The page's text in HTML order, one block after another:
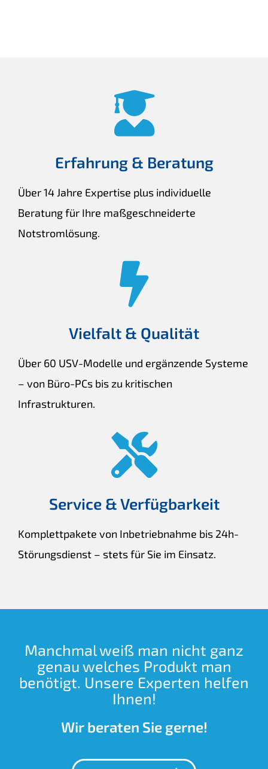
Erfahrung & Beratung
Über 14 Jahre Expertise plus individuelle
Beratung für Ihre maßgeschneiderte
Notstromlösung.
Vielfalt & Qualität
Über 60 USV-Modelle und ergänzende Systeme
– von Büro-PCs bis zu kritischen
Infrastrukturen.
Service & Verfügbarkeit
Komplettpakete von Inbetriebnahme bis 24h-
Störungsdienst – stets für Sie im Einsatz.
Manchmal weiß man nicht ganz
genau welches Produkt man
benötigt. Unsere Experten helfen
Ihnen!
Wir beraten Sie gerne!